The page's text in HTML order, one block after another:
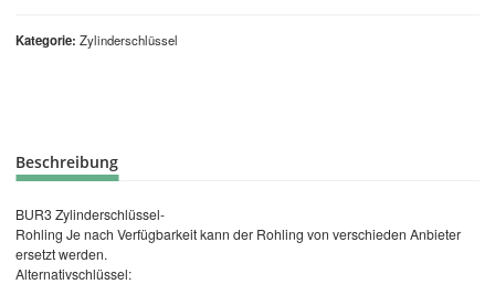
Kategorie Zylinderschlüssel
Beschreibung
BUR3 Zylinderschlüssel-
Rohling Je nach Verfügbarkeit kann der Rohling von verschieden Anbieter
ersetzt werden.
Alternativschlüssel: